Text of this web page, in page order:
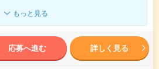
もっと見る
応募へ進む 詳しく見る